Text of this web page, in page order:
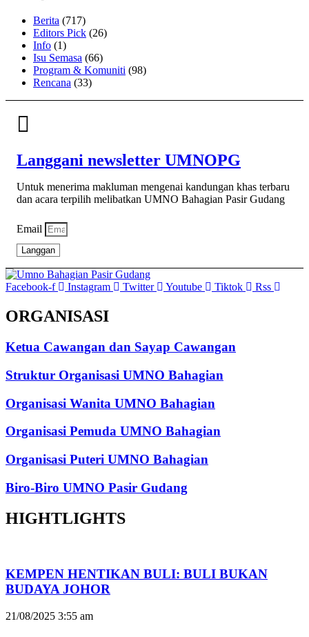
Berita (717)
Editors Pick (26)
Info (1)
Isu Semasa (66)
Program & Komuniti (98)
Rencana (33)
Langgani newsletter UMNOPG
Untuk menerima makluman mengenai kandungan khas terbaru
dan acara terpilih melibatkan UMNO Bahagian Pasir Gudang
Email
Langgan
Facebook-f Instagram Twitter Youtube Tiktok Rss
ORGANISASI
Ketua Cawangan dan Sayap Cawangan
Struktur Organisasi UMNO Bahagian
Organisasi Wanita UMNO Bahagian
Organisasi Pemuda UMNO Bahagian
Organisasi Puteri UMNO Bahagian
Biro-Biro UMNO Pasir Gudang
HIGHTLIGHTS
KEMPEN HENTIKAN BULI: BULI BUKAN
BUDAYA JOHOR
21/08/2025 3:55 am